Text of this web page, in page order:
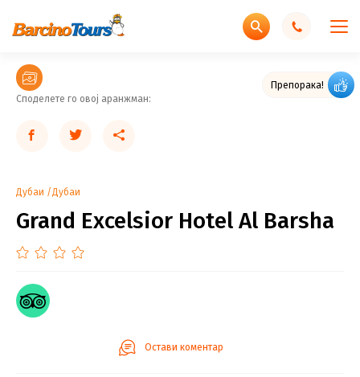
Препорака!
Споделете го овој аранжман:
Дубаи Дубаи
Grand Excelsior Hotel Al Barsha
Остави коментар